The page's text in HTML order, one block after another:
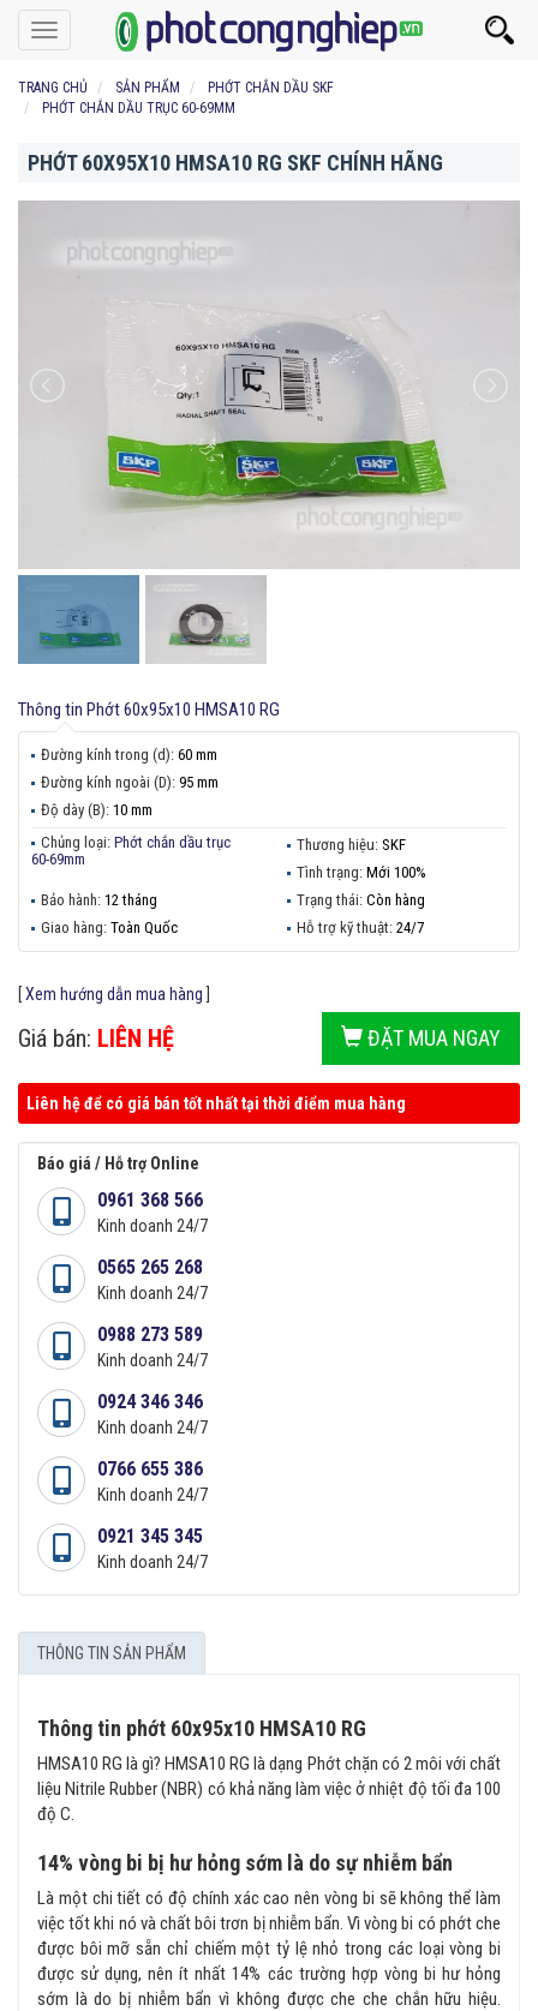
Toggle
navigation
TRANG CHỦ SẢN PHẨM
PHỚT CHẮN DẦU SKF
PHỚT CHẮN DẦU TRỤC 60-69MM
PHỚT 60X95X10 HMSA10 RG SKF CHÍNH HÃNG
Thông tin Phớt 60x95x10 HMSA10 RG
Đường kính trong (d): 60 mm
Đường kính ngoài (D): 95 mm
Độ dày (B): 10 mm
Chủng loại: Phớt chắn dầu trục
60-69mm
Thương hiệu: SKF
Tình trạng: Mới 100%
Bảo hành: 12 tháng Trạng thái: Còn hàng
Giao hàng: Toàn Quốc Hỗ trợ kỹ thuật: 24/7
[Xem hướng dẫn mua hàng
Giá bán: LIÊN HỆ ĐẶT MUA NGAY
Liên hệ để có giá bán tốt nhất tại thời điểm mua hàng
Báo giá / Hỗ trợ Online
0961 368 566
Kinh doanh 24/7
0565 265 268
Kinh doanh 24/7
0988 273 589
Kinh doanh 24/7
0924 346 346
Kinh doanh 24/7
0766 655 386
Kinh doanh 24/7
0921 345 345
Kinh doanh 24/7
THÔNG TIN SẢN PHẨM
Thông tin phớt 60x95x10 HMSA10 RG
HMSA10 RG là gì? HMSA10 RG là dạng Phớt chặn có 2 môi với chất
liệu Nitrile Rubber (NBR) có khả năng làm việc ở nhiệt độ tối đa 100
độ C.
14% vòng bi bị hư hỏng sớm là do sự nhiễm bẩn
Là một chi tiết có độ chính xác cao nên vòng bi sẽ không thể làm
việc tốt khi nó và chất bôi trơn bị nhiễm bẩn. Vì vòng bi có phớt che
được bôi mỡ sẵn chỉ chiếm một tỷ lệ nhỏ trong các loại vòng bi
được sử dụng, nên ít nhất 14% các trường hợp vòng bi hư hỏng
sớm là do bị nhiễm bẩn vì không được che che chắn hữu hiệu.